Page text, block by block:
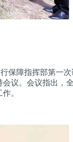
保障指挥部第一
议。会议指出，
。